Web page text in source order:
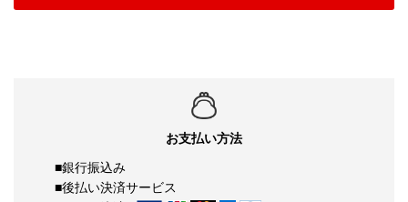
お支払い方法
■銀行振込み
■後払い決済サービス